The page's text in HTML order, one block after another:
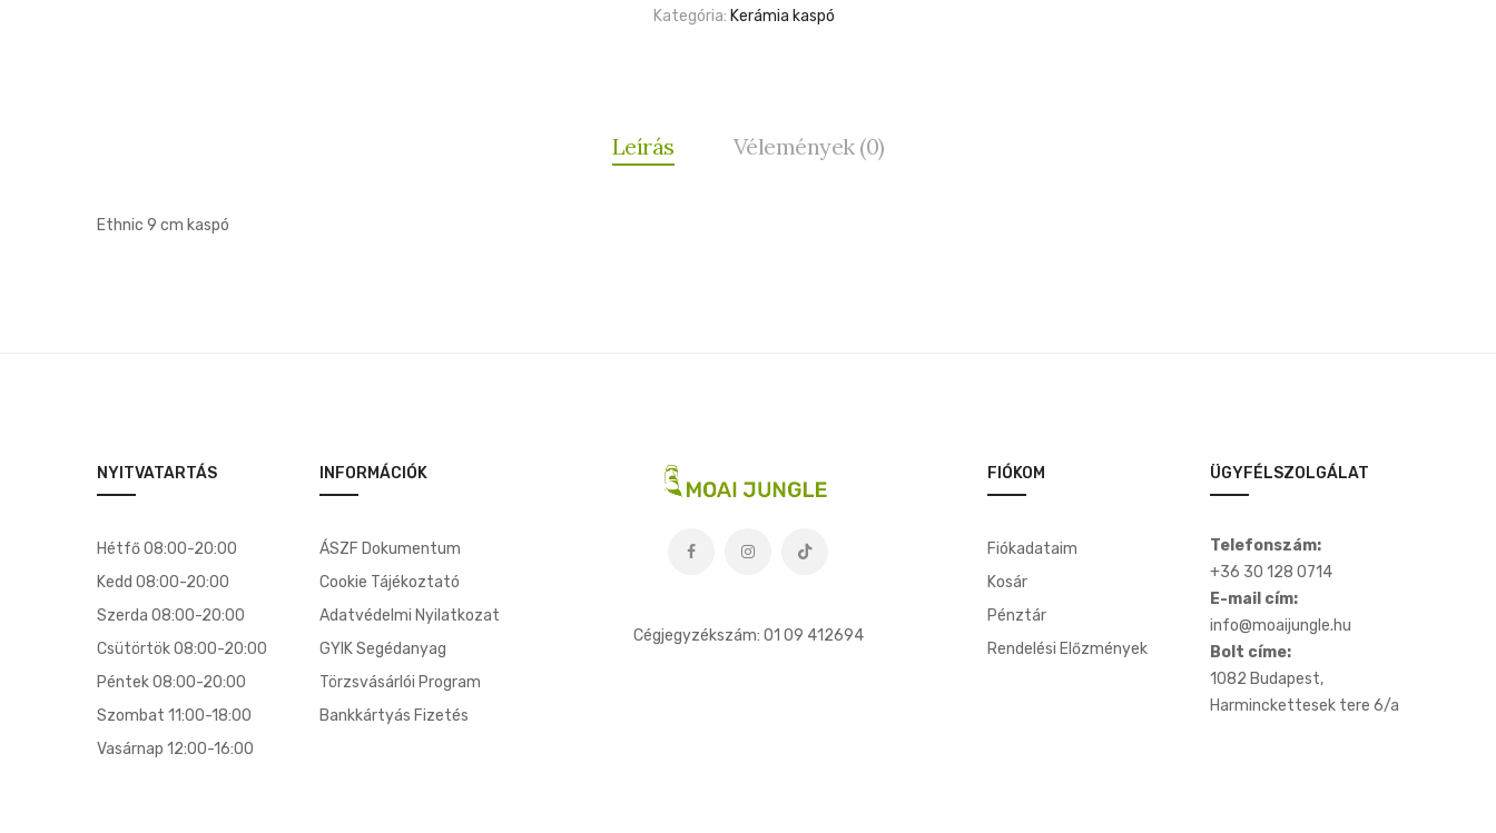
Kategória: Kerámia kaspó
Leírás Vélemények (0)
Ethnic 9 cm kaspó
NYITVATARTÁS
Hétfő 08:00-20:00
Kedd 08:00-20:00
Szerda 08:00-20:00
Csütörtök 08:00-20:00
Péntek 08:00-20:00
Szombat 11:00-18:00
Vasárnap 12:00-16:00
INFORMÁCIÓK
ÁSZF Dokumentum
Cookie Tájékoztató
Adatvédelmi Nyilatkozat
GYIK Segédanyag
Törzsvásárlói Program
Bankkártyás Fizetés
Cégjegyzékszám: 01 09 412694
FIÓKOM
Fiókadataim
Kosár
Pénztár
Rendelési Előzmények
ÜGYFÉLSZOLGÁLAT
Telefonszám:
+36 30 128 0714
E-mail cím:
info@moaijungle.hu
Bolt címe:
1082 Budapest,
Harminckettesek tere 6/a